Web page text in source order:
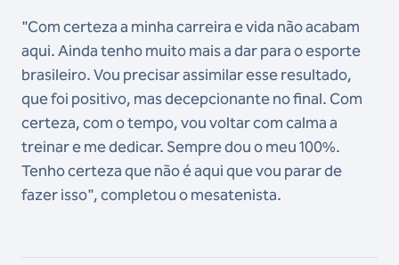
"Com certeza a minha carreira e vida não acabam
aqui. Ainda tenho muito mais a dar para o esporte
brasileiro. Vou precisar assimilar esse resultado,
que foi positivo, mas decepcionante no final. Com
certeza, com o tempo, vou voltar com calma a
treinar e me dedicar. Sempre dou o meu 100%.
Tenho certeza que não é aqui que vou parar de
fazer isso", completou o mesatenista.